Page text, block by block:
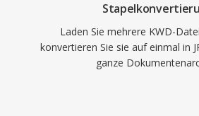
Laden Sie mehrere KWD-
konvertieren Sie sie auf einmal in
ganze